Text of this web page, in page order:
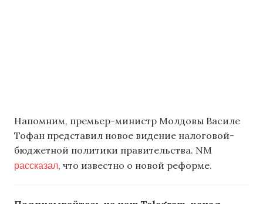
Напомним, премьер-министр Молдовы Василе
Тофан представил новое видение налоговой-
бюджетной политики правительства. NM
рассказал, что известно о новой реформе.